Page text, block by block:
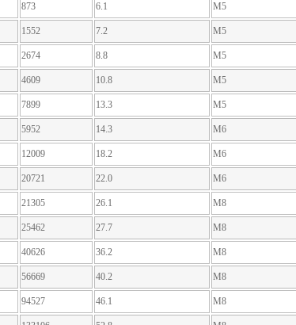
873 6.1 M5
1552 7.2 M5
2674 8.8 M5
4609 10.8 M5
7899 13.3 M5
5952 14.3 M6
12009 18.2 M6
20721 22.0 M6
21305 26.1 M8
25462 27.7 M8
40626 36.2 M8
56669 40.2 M8
94527 46.1 M8